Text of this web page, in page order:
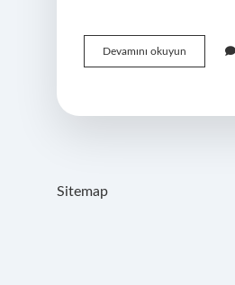
Devamını okuyun Çanakkale
Kule
Sitemap